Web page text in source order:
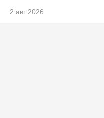
2 авг 2026